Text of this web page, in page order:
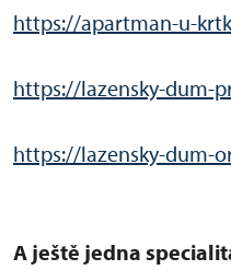
https://apartman-u-
https://lazensky-dum-
https://lazensky-dum-
A ještě jedna